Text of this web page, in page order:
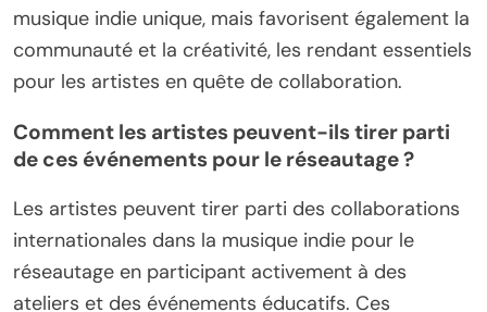
musique indie unique, mais favorisent également la
communauté et la créativité, les rendant essentiels
pour les artistes en quête de collaboration.
Comment les artistes peuvent-ils tirer parti
de ces événements pour le réseautage ?
Les artistes peuvent tirer parti des collaborations
internationales dans la musique indie pour le
réseautage en participant activement à des
ateliers et des événements éducatifs. Ces